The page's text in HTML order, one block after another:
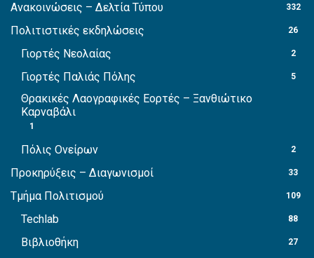
Ανακοινώσεις – Δελτία Τύπου 332
Πολιτιστικές εκδηλώσεις 26
Γιορτές Νεολαίας 2
Γιορτές Παλιάς Πόλης 5
Θρακικές Λαογραφικές Εορτές – Ξανθιώτικο
Καρναβάλι
1
Πόλις Ονείρων 2
Προκηρύξεις – Διαγωνισμοί 33
Τμήμα Πολιτισμού 109
Techlab 88
Βιβλιοθήκη 27